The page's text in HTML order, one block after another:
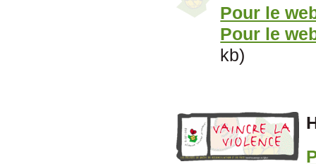
Pour le
Pour le
kb)